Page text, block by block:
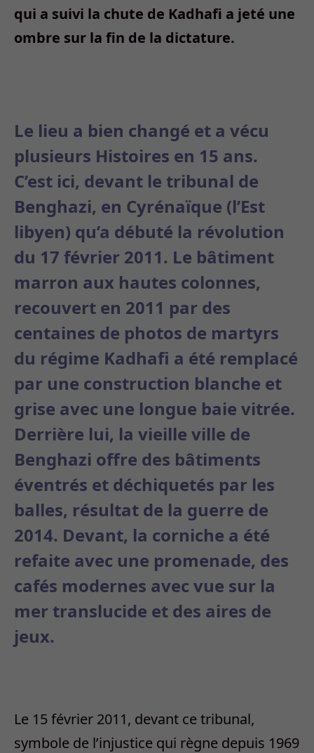
qui a suivi la chute de Kadhafi a jeté une
ombre sur la fin de la dictature.
Le lieu a bien changé et a vécu
plusieurs Histoires en 15 ans.
C’est ici, devant le tribunal de
Benghazi, en Cyrénaïque (l’Est
libyen) qu’a débuté la révolution
du 17 février 2011. Le bâtiment
marron aux hautes colonnes,
recouvert en 2011 par des
centaines de photos de martyrs
du régime Kadhafi a été remplacé
par une construction blanche et
grise avec une longue baie vitrée.
Derrière lui, la vieille ville de
Benghazi offre des bâtiments
éventrés et déchiquetés par les
balles, résultat de la guerre de
2014. Devant, la corniche a été
refaite avec une promenade, des
cafés modernes avec vue sur la
mer translucide et des aires de
jeux.
Le 15 février 2011, devant ce tribunal,
symbole de l’injustice qui règne depuis 1969